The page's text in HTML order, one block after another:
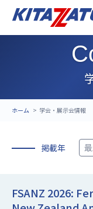
ホーム 学会・展示会情報
掲載年
FSANZ 2026: